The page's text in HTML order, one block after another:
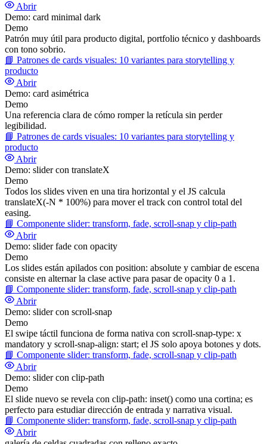
Abrir
Demo: card minimal dark
Demo
Patrón muy útil para producto digital, portfolio técnico y dashboards
con tono sobrio.
📘 Patrones de cards visuales: 10 variantes para storytelling y
producto
Abrir
Demo: card asimétrica
Demo
Una referencia clara de cómo romper la retícula sin perder
legibilidad.
📘 Patrones de cards visuales: 10 variantes para storytelling y
producto
Abrir
Demo: slider con translateX
Demo
Todos los slides viven en una tira horizontal y el JS calcula
translateX(-N * 100%) para mover el track con control total del
easing.
📘 Componente slider: transform, fade, scroll-snap y clip-path
Abrir
Demo: slider fade con opacity
Demo
Los slides están apilados con position: absolute y cambiar de escena
consiste en alternar la clase active para pasar de opacity 0 a 1.
📘 Componente slider: transform, fade, scroll-snap y clip-path
Abrir
Demo: slider con scroll-snap
Demo
El swipe táctil funciona de forma nativa con scroll-snap-type: x
mandatory y scroll-snap-align: start; el JS solo apoya botones y dots.
📘 Componente slider: transform, fade, scroll-snap y clip-path
Abrir
Demo: slider con clip-path
Demo
El slide nuevo se revela con clip-path: inset() como una cortina; es
perfecto para estudiar dirección de entrada y narrativa visual.
📘 Componente slider: transform, fade, scroll-snap y clip-path
Abrir